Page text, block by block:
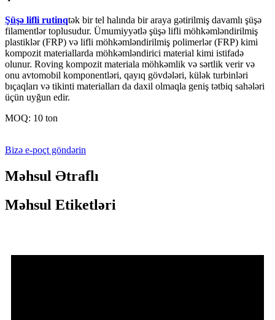
Şüşə lifli rutinqtək bir tel halında bir araya gətirilmiş davamlı şüşə
filamentlər toplusudur. Ümumiyyətlə şüşə lifli möhkəmləndirilmiş
plastiklər (FRP) və lifli möhkəmləndirilmiş polimerlər (FRP) kimi
kompozit materiallarda möhkəmləndirici material kimi istifadə
olunur. Roving kompozit materiala möhkəmlik və sərtlik verir və
onu avtomobil komponentləri, qayıq gövdələri, külək turbinləri
bıçaqları və tikinti materialları da daxil olmaqla geniş tətbiq sahələri
üçün uyğun edir.
MOQ: 10 ton
Bizə e-poçt göndərin
Məhsul Ətraflı
Məhsul Etiketləri